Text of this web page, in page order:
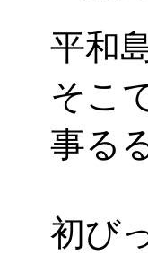
平和
そこ
事る
初び